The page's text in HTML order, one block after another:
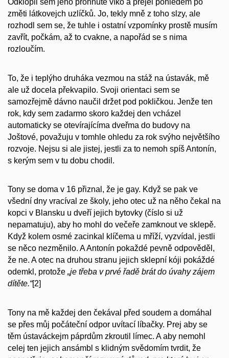
Odklopil sem jeho prohnuté víko a přejel pohledem po
změti látkovejch uzlíčků. Jo, tekly mně z toho slzy, ale
rozhodl sem se, že tuhle i ostatní vzpomínky prostě musím
zavřít, počkám, až to cvakne, a napořád se s nima
rozloučím.
To, že i teplýho druháka vezmou na stáž na ústavák, mě
ale už docela překvapilo. Svoji orientaci sem se
samozřejmě dávno naučil držet pod pokličkou. Jenže ten
rok, kdy sem zadarmo skoro každej den vcházel
automaticky se otevírajícíma dveřma do budovy na
Joštové, považuju v tomhle ohledu za rok svýho největšího
rozvoje. Nejsu si ale jistej, jestli za to nemoh spíš Antonín,
s kerým sem v tu dobu chodil.
Tony se doma v 16 přiznal, že je gay. Když se pak ve
všední dny vracíval ze školy, jeho otec už na něho čekal na
kopci v Blansku u dveří jejich bytovky (číslo si už
nepamatuju), aby ho mohl do večeře zamknout ve sklepě.
Když kolem osmé zacinkal klíčema u mříží, vyzvídal, jestli
se něco nezměnilo. A Antonín pokaždé pevně odpověděl,
že ne. A otec na druhou stranu jejich sklepní kóji pokáždé
odemkl, protože „je třeba v prvé řadě brát do úvahy zájem
dítěte.“[2]
Tony na mě každej den čekával před soudem a domáhal
se přes můj počáteční odpor uvítací líbačky. Prej aby se
těm ústaváckejm páprdům zkroutil límec. A aby nemohl
celej ten jejich ansámbl s klidným svědomím tvrdit, že